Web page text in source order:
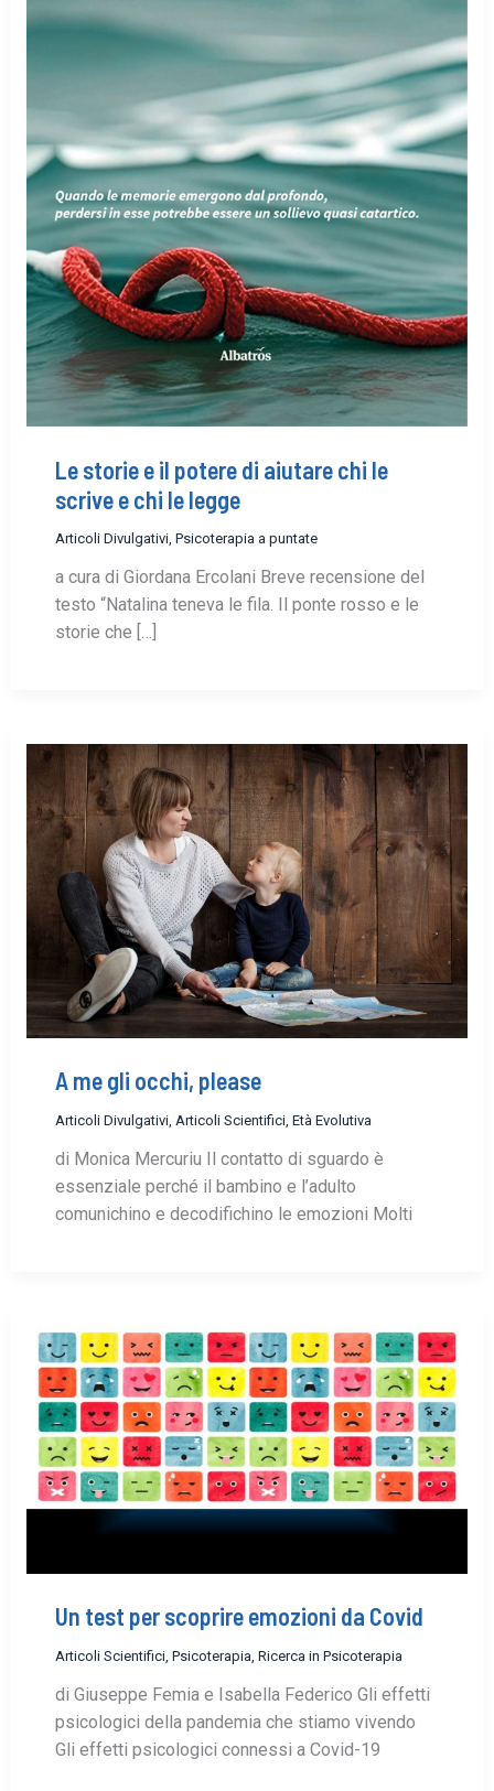
Le storie e il potere di aiutare chi le
scrive e chi le legge
Articoli Divulgativi, Psicoterapia a puntate
a cura di Giordana Ercolani Breve recensione del
testo “Natalina teneva le fila. Il ponte rosso e le
storie che […]
A me gli occhi, please
Articoli Divulgativi, Articoli Scientifici, Età Evolutiva
di Monica Mercuriu Il contatto di sguardo è
essenziale perché il bambino e l’adulto
comunichino e decodifichino le emozioni Molti
Un test per scoprire emozioni da Covid
Articoli Scientifici, Psicoterapia Ricerca in Psicoterapia
di Giuseppe Femia e Isabella Federico Gli effetti
psicologici della pandemia che stiamo vivendo
Gli effetti psicologici connessi a Covid-19